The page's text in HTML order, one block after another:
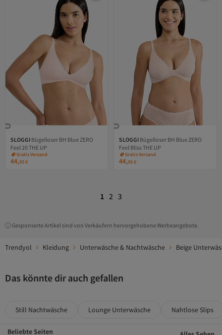
SLOGGI Bügelloser BH Blue ZERO
Feel 20 THE UP
Versand Kostenlos
Gratis Versand
Versand Kostenlos
44,95€
SLOGGI Bügelloser BH Blue ZERO
Feel Bliss THE UP
Versand Kostenlos
Gratis Versand
Versand Kostenlos
44,95€
1 2 3
Gesponserte Artikel sind von Verkäufern hervorgehobene Werbeangebote.
Trendyol Kleidung Unterwäsche & Nachtwäsche Beige
Das könnte dir auch gefallen
Still Nachtwäsche Lounge Unterwäsche Nahtlose Slips
Beliebte Seiten